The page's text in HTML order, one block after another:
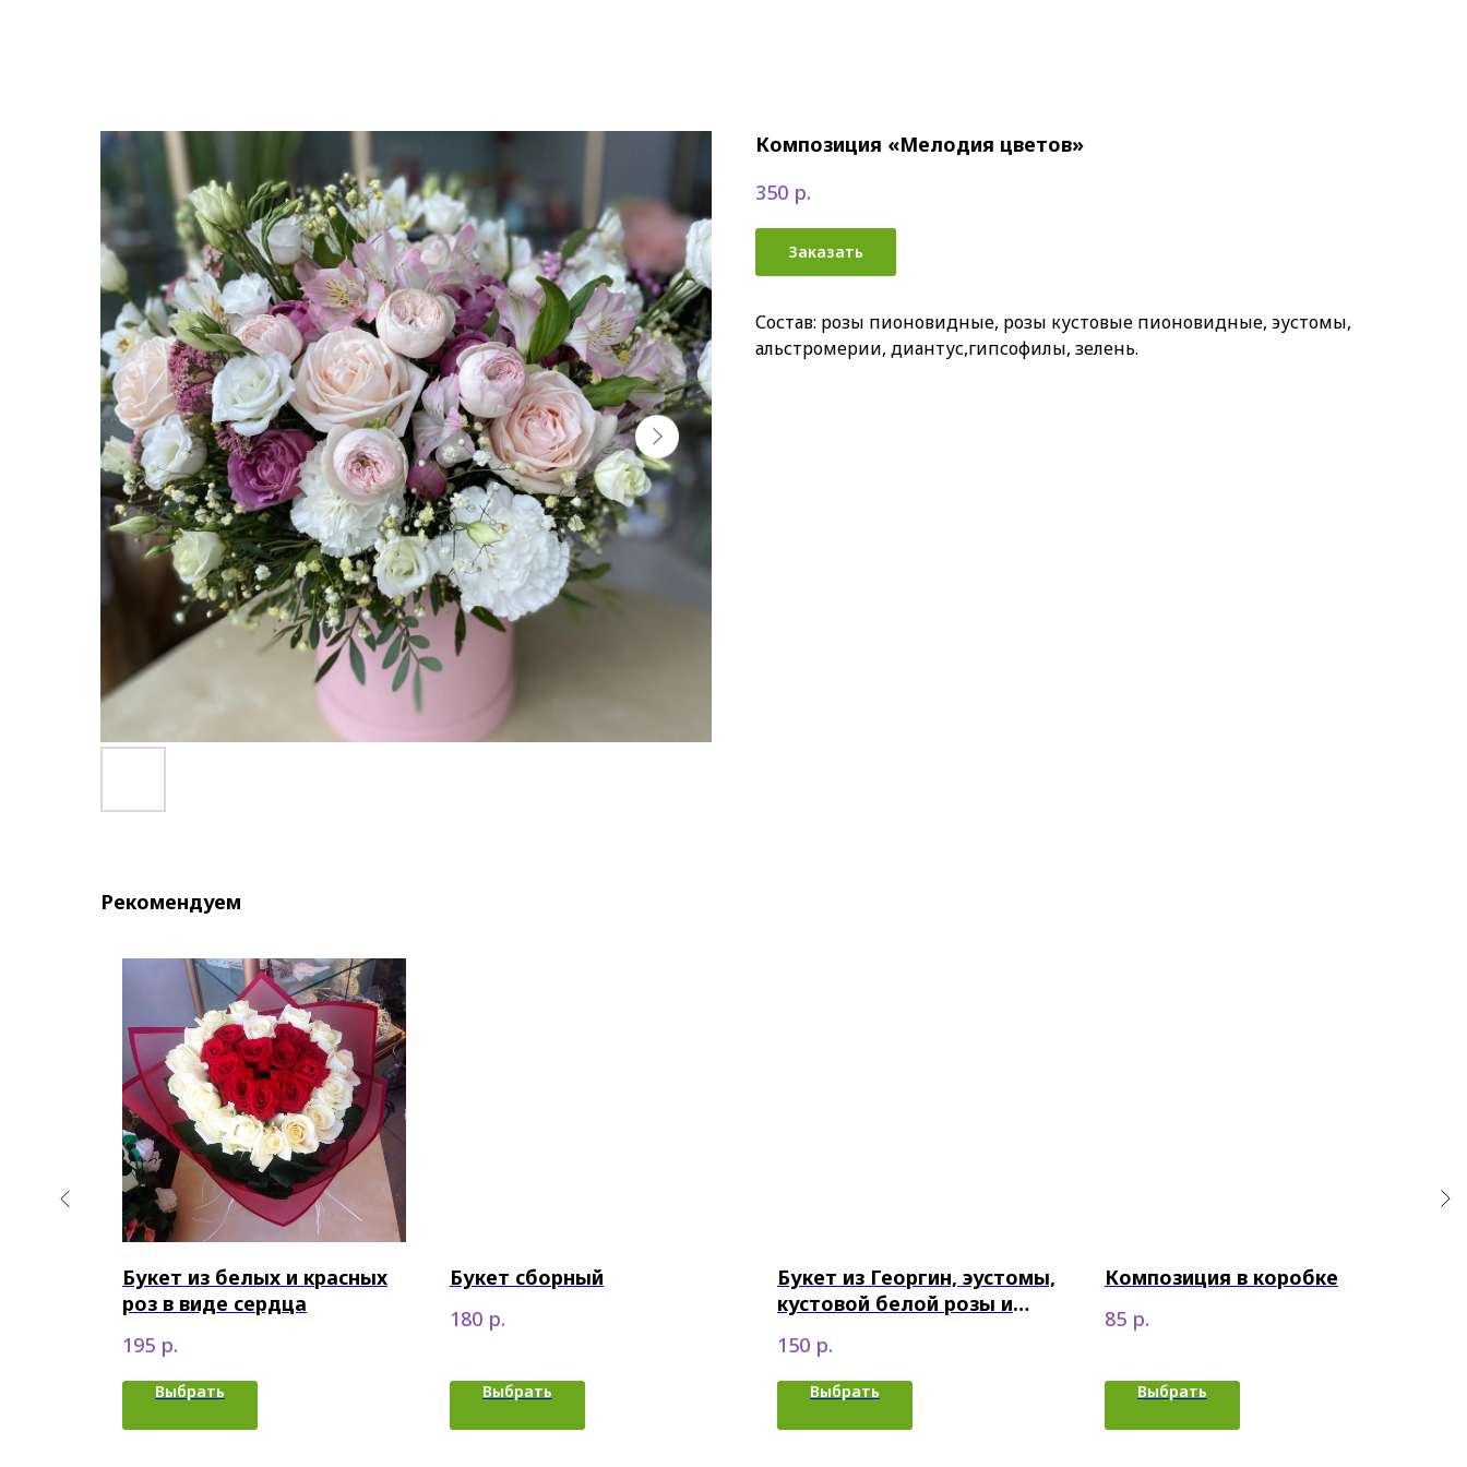
Композиция «Мелодия цветов»
350 р.
Заказать
Состав: розы пионовидные, розы кустовые пионовидные, эустомы,
альстромерии, диантус,гипсофилы, зелень.
Рекомендуем
Букет из белых и красных
роз в виде сердца
195 р.
Выбрать
Букет сборный
180 р.
Выбрать
Букет из Георгин, эустомы,
кустовой белой розы и
150 р.
Выбрать
Композиция в коробке
85 р.
Выбрать